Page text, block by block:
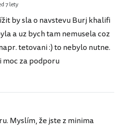
7 lety
by sla o navstevu Burj khalifi
a uz bych tam nemusela coz
tetovani :) to nebylo nutne.
moc za podporu
Myslím, že jste z minima